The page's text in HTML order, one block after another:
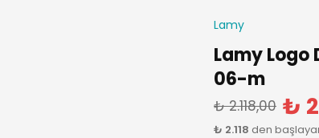
Lamy
Lamy Logo
06-m
₺ 2.118,00 ₺
₺ 2.118 den